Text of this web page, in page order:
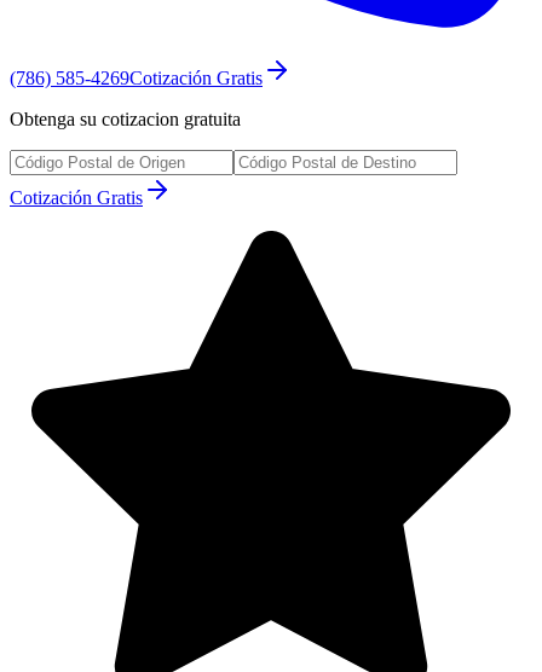
(786) 585-4269Cotización Gratis
Obtenga su cotizacion gratuita
Cotización Gratis